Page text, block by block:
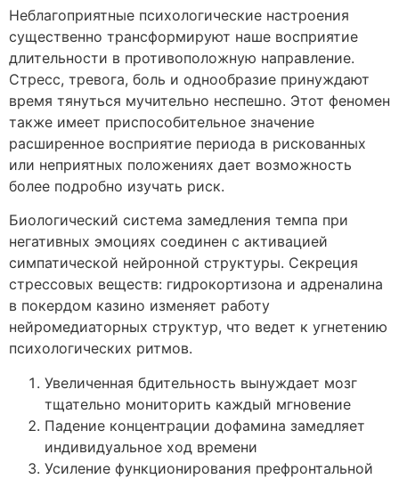
Неблагоприятные психологические настроения
существенно трансформируют наше восприятие
длительности в противоположную направление.
Стресс, тревога, боль и однообразие принуждают
время тянуться мучительно неспешно. Этот феномен
также имеет приспособительное значение
расширенное восприятие периода в рискованных
или неприятных положениях дает возможность
более подробно изучать риск.
Биологический система замедления темпа при
негативных эмоциях соединен с активацией
симпатической нейронной структуры. Секреция
стрессовых веществ: гидрокортизона и адреналина
в покердом казино изменяет работу
нейромедиаторных структур, что ведет к угнетению
психологических ритмов.
Увеличенная бдительность вынуждает мозг
тщательно мониторить каждый мгновение
Падение концентрации дофамина замедляет
индивидуальное ход времени
Усиление функционирования префронтальной